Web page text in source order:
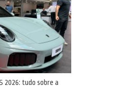
2026: tudo sobre a